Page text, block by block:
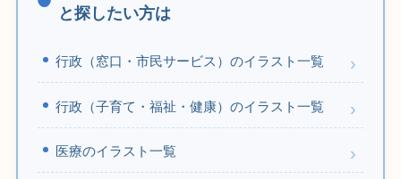
と探したい方は
行政（窓口・市民サービス）のイラスト一覧
行政（子育て・福祉・健康）のイラスト一覧
医療のイラスト一覧